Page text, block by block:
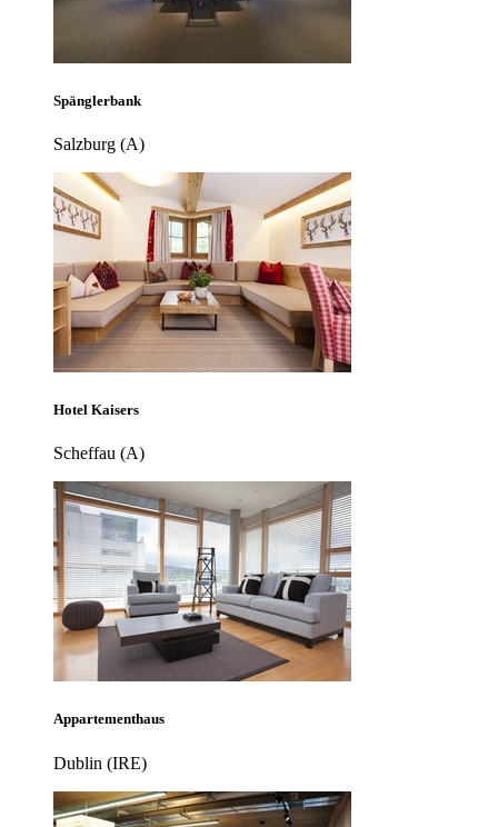
Spänglerbank
Salzburg (A)
Hotel Kaisers
Scheffau (A)
Appartementhaus
Dublin (IRE)